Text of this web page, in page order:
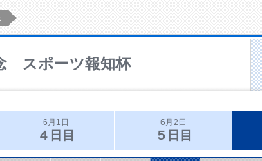
スポーツ報知杯
6月1日
４日目
6月2日
５日目